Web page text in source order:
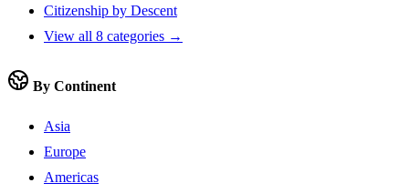
Citizenship by Descent
View all 8 categories →
By Continent
Asia
Europe
Americas